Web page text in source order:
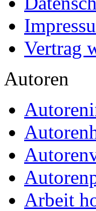
Vertrag
Autoren
Arbeit